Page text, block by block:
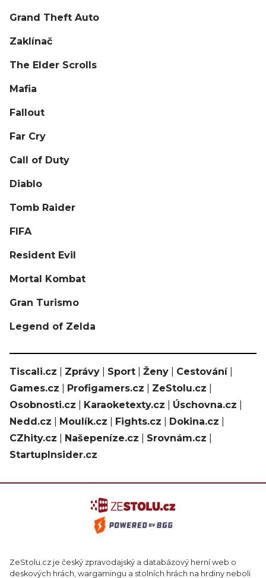
Grand Theft Auto
Zaklínač
The Elder Scrolls
Mafia
Fallout
Far Cry
Call of Duty
Diablo
Tomb Raider
FIFA
Resident Evil
Mortal Kombat
Gran Turismo
Legend of Zelda
Tiscali.cz Zprávy Sport Ženy Cestování|
Games.cz
Profigamers.cz ZeStolu.cz
Osobnosti.cz
Karaoketexty.cz Úschovna.cz
Nedd.cz
Moulík.cz Fights.cz Dokina.cz
CZhity.cz
Našepeníze.cz Srovnám.cz
StartupInsider.cz
ZeStolu.cz je český zpravodajský a databázový herní web o
deskových hrách, wargamingu a stolních hrách na hrdiny neboli